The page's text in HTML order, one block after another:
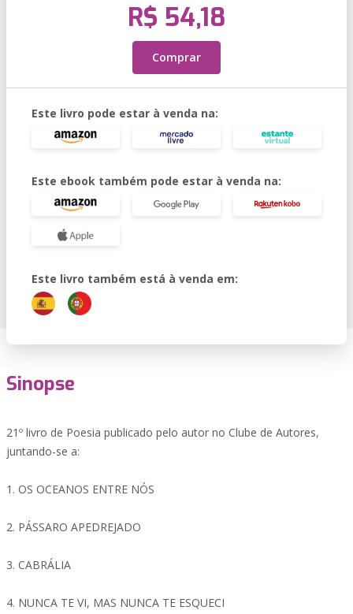
R$ 54,18
Comprar
Este livro pode estar à venda na:
Este ebook também pode estar à venda na:
Este livro também está à venda em:
Sinopse
21º livro de Poesia publicado pelo autor no Clube de Autores,
juntando-se a:
1. OS OCEANOS ENTRE NÓS
2. PÁSSARO APEDREJADO
3. CABRÁLIA
4. NUNCA TE VI, MAS NUNCA TE ESQUECI